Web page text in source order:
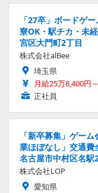
「27卒」ボードゲ
寮OK・駅チカ・未
宮区大門町2丁目
株式会社alBee
埼玉県
月給25万8,400円
正社員
「新卒募集」ゲー
業ほぼなし」交通
名古屋市中村区名駅
株式会社LOP
愛知県